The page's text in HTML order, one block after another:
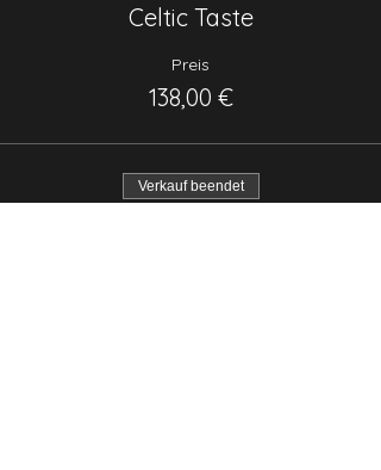
Celtic Taste
Preis
138,00 €
Verkauf beendet